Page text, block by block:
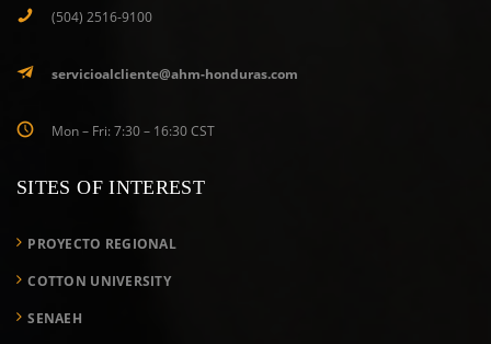
(504) 2516-9100
servicioalcliente@ahm-honduras.com
Mon – Fri: 7:30 – 16:30 CST
SITES OF INTEREST
PROYECTO REGIONAL
COTTON UNIVERSITY
SENAEH